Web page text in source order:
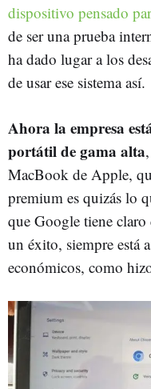
dispositivo pensado
de ser una prueba
ha dado lugar a los
de usar ese sistema así.
Ahora la empresa
portátil de gama alta
MacBook de Apple,
premium es quizás lo
que Google tiene
un éxito, siempre está
económicos, como